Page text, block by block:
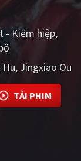
- Kiếm hiệp
Hu Jingxiao Ou
TẢI PHIM